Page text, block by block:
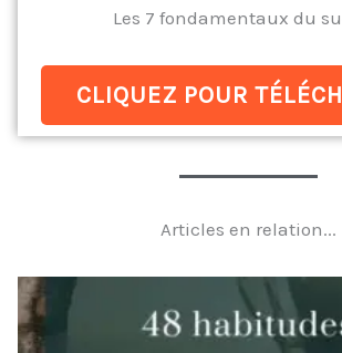
Les 7 fondamentaux du
CLIQUEZ POUR
Articles en relation...